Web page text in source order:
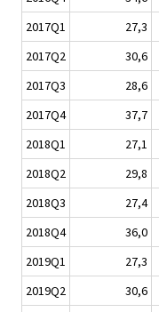
2017Q1
27,3
2017Q2
30,6
2017Q3
28,6
2017Q4
37,7
2018Q1
27,1
2018Q2
29,8
2018Q3
27,4
2018Q4
36,0
2019Q1
27,3
2019Q2
30,6